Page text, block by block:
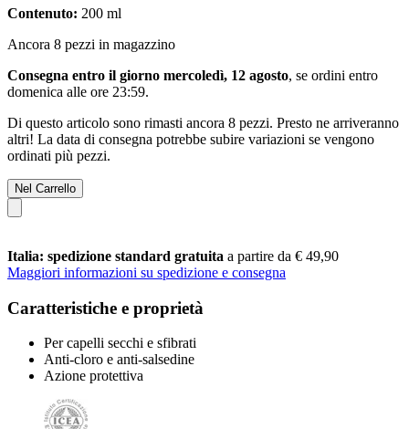
Contenuto: 200 ml
Ancora 8 pezzi in magazzino
Consegna entro il giorno mercoledì, 12 agosto, se ordini entro
domenica alle ore 23:59.
Di questo articolo sono rimasti ancora 8 pezzi. Presto ne arriveranno
altri! La data di consegna potrebbe subire variazioni se vengono
ordinati più pezzi.
Nel Carrello
Italia: spedizione standard gratuita a partire da € 49,90
Maggiori informazioni su spedizione e consegna
Caratteristiche e proprietà
Per capelli secchi e sfibrati
Anti-cloro e anti-salsedine
Azione protettiva